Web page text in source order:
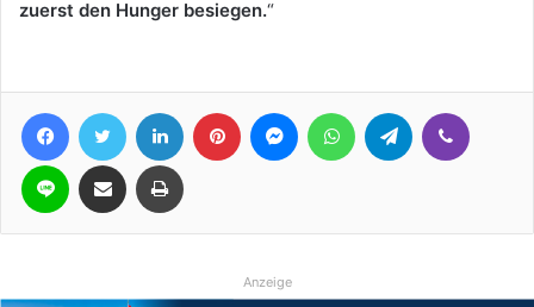
zuerst den Hunger besiegen.“
FacebookTwitter LinkedIn Pinterest MessengerWhatsAppTelegram
Line Teile per E-Mail Drucken
Anzeige